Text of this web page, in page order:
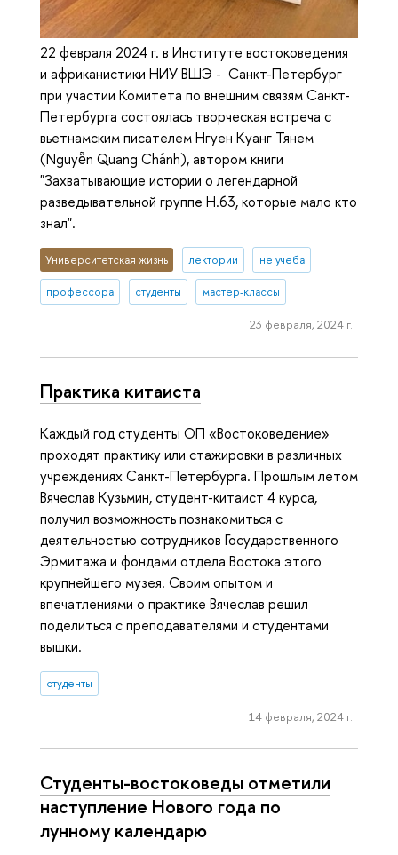
22 февраля 2024 г. в Институте востоковедения
и африканистики НИУ ВШЭ - Санкт-Петербург
при участии Комитета по внешним связям Санкт-
Петербурга состоялась творческая встреча с
вьетнамским писателем Нгуен Куанг Тянем
(Nguyễn Quang Chánh), автором книги
"Захватывающие истории о легендарной
разведывательной группе H.63, которые мало кто
знал".
Университетская жизнь лектории не учеба
профессора студенты мастер-классы
23 февраля, 2024 г.
Практика китаиста
Каждый год студенты ОП «Востоковедение»
проходят практику или стажировки в различных
учреждениях Санкт-Петербурга. Прошлым летом
Вячеслав Кузьмин, студент-китаист 4 курса,
получил возможность познакомиться с
деятельностью сотрудников Государственного
Эрмитажа и фондами отдела Востока этого
крупнейшего музея. Своим опытом и
впечатлениями о практике Вячеслав решил
поделиться с преподавателями и студентами
вышки.
студенты
14 февраля, 2024 г.
Студенты-востоковеды отметили
наступление Нового года по
лунному календарю